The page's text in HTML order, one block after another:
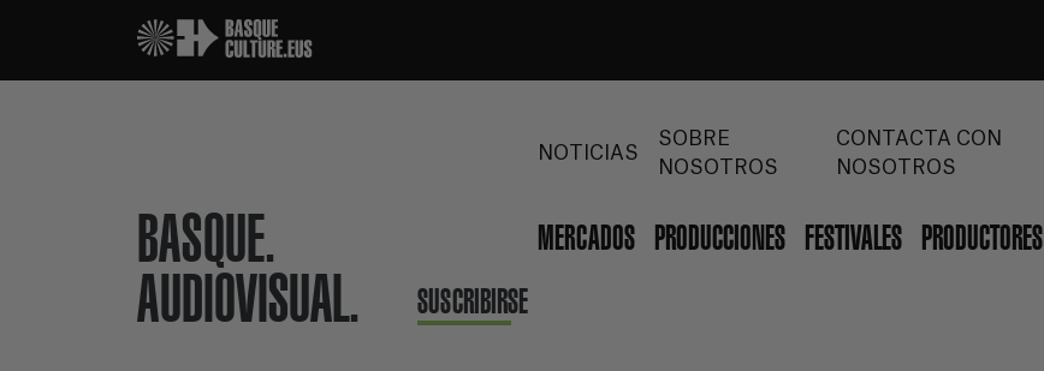
BASQUE.
AUDIOVISUAL.
SUSCRIBIRSE
NOTICIAS
SOBRE
NOSOTROS
CONTACTA CON
NOSOTROS
MERCADOS PRODUCCIONES FESTIVALES PRODUCTORES